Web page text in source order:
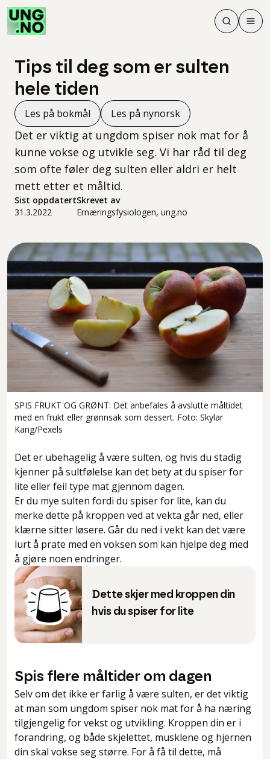
Søk
Søk
Meny
Tips til deg som er sulten
hele tiden
Les på bokmål Les på nynorsk
Det er viktig at ungdom spiser nok mat for å
kunne vokse og utvikle seg. Vi har råd til deg
som ofte føler deg sulten eller aldri er helt
mett etter et måltid.
Sist oppdatert
31.3.2022
Skrevet av
Ernæringsfysiologen, ung.no
SPIS FRUKT OG GRØNT: Det anbefales å avslutte måltidet
med en frukt eller grønnsak som dessert. Foto: Skylar
Kang/Pexels
Det er ubehagelig å være sulten, og hvis du stadig
kjenner på sultfølelse kan det bety at du spiser for
lite eller feil type mat gjennom dagen.
Er du mye sulten fordi du spiser for lite, kan du
merke dette på kroppen ved at vekta går ned, eller
klærne sitter løsere. Går du ned i vekt kan det være
lurt å prate med en voksen som kan hjelpe deg med
å gjøre noen endringer.
Dette skjer med kroppen din
hvis du spiser for lite
Spis flere måltider om dagen
Selv om det ikke er farlig å være sulten, er det viktig
at man som ungdom spiser nok mat for å ha næring
tilgjengelig for vekst og utvikling. Kroppen din er i
forandring, og både skjelettet, musklene og hjernen
din skal vokse seg større. For å få til dette, må